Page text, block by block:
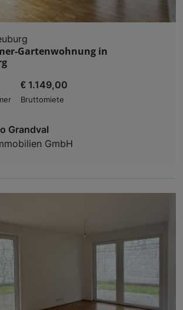
Gartenwohnung in
€ 1.149,00
Bruttomiete
Grandval
GmbH